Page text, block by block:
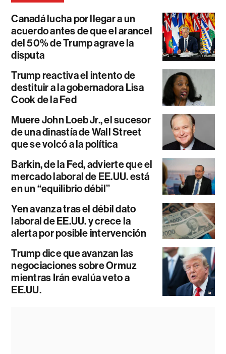
Canadá lucha por llegar a un
acuerdo antes de que el arancel
del 50% de Trump agrave la
disputa
Trump reactiva el intento de
destituir a la gobernadora Lisa
Cook de la Fed
Muere John Loeb Jr., el sucesor
de una dinastía de Wall Street
que se volcó a la política
Barkin, de la Fed, advierte que el
mercado laboral de EE.UU. está
en un “equilibrio débil”
Yen avanza tras el débil dato
laboral de EE.UU. y crece la
alerta por posible intervención
Trump dice que avanzan las
negociaciones sobre Ormuz
mientras Irán evalúa veto a
EE.UU.